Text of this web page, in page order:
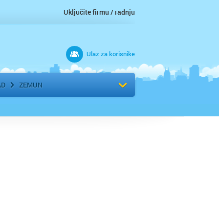
Uključite firmu / radnju
Ulaz za korisnike
ZEMUN